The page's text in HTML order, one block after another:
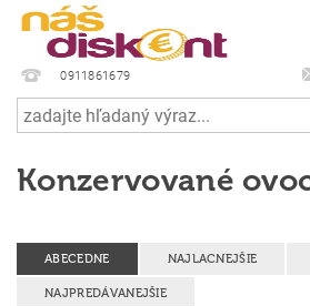
0911861679
Konzervované
ABECEDNE NAJLACNEJŠIE
NAJPREDÁVANEJŠIE